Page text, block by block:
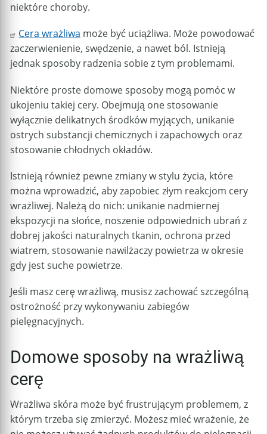
niektóre choroby.
Cera wrażliwa może być uciążliwa. Może powodować
zaczerwienienie, swędzenie, a nawet ból. Istnieją
jednak sposoby radzenia sobie z tym problemami.
Niektóre proste domowe sposoby mogą pomóc w
ukojeniu takiej cery. Obejmują one stosowanie
wyłącznie delikatnych środków myjących, unikanie
ostrych substancji chemicznych i zapachowych oraz
stosowanie chłodnych okładów.
Istnieją również pewne zmiany w stylu życia, które
można wprowadzić, aby zapobiec złym reakcjom cery
wrażliwej. Należą do nich: unikanie nadmiernej
ekspozycji na słońce, noszenie odpowiednich ubrań z
dobrej jakości naturalnych tkanin, ochrona przed
wiatrem, stosowanie nawilżaczy powietrza w okresie
gdy jest suche powietrze.
Jeśli masz cerę wrażliwą, musisz zachować szczególną
ostrożność przy wykonywaniu zabiegów
pielęgnacyjnych.
Domowe sposoby na wrażliwą
cerę
Wrażliwa skóra może być frustrującym problemem, z
którym trzeba się zmierzyć. Możesz mieć wrażenie, że